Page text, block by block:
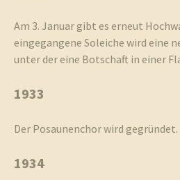
Am 3. Januar gibt es erneut
eingegangene Soleiche wird eine
unter der eine Botschaft in einer
1933
Der Posaunenchor wird gegründet.
1934